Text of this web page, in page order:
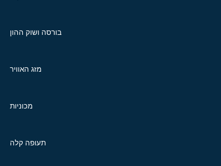
בורסה ושוק ההון
מזג האוויר
מכוניות
תעופה קלה